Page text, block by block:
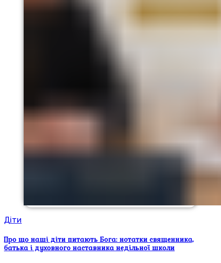
Діти
Про що наші діти питають Бога: нотатки священника,
батька і духовного наставника недільної школи